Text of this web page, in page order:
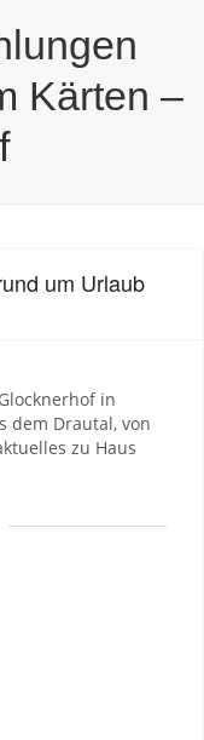
Kärten –
um Urlaub
in
dem Drautal, von
zu Haus